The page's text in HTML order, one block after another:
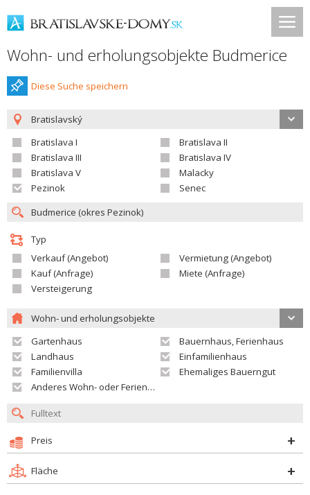
Wohn- und erholungsobjekte Budmerice
Diese Suche speichern
Bratislavský
Bratislava I
Bratislava II
Bratislava III
Bratislava IV
Bratislava V
Malacky
Pezinok
Senec
Typ
Verkauf (Angebot)
Vermietung (Angebot)
Kauf (Anfrage)
Miete (Anfrage)
Versteigerung
Wohn- und erholungsobjekte
Gartenhaus
Bauernhaus, Ferienhaus
Landhaus
Einfamilienhaus
Familienvilla
Ehemaliges Bauerngut
Anderes Wohn- oder Ferienobjekt
Preis
Fläche